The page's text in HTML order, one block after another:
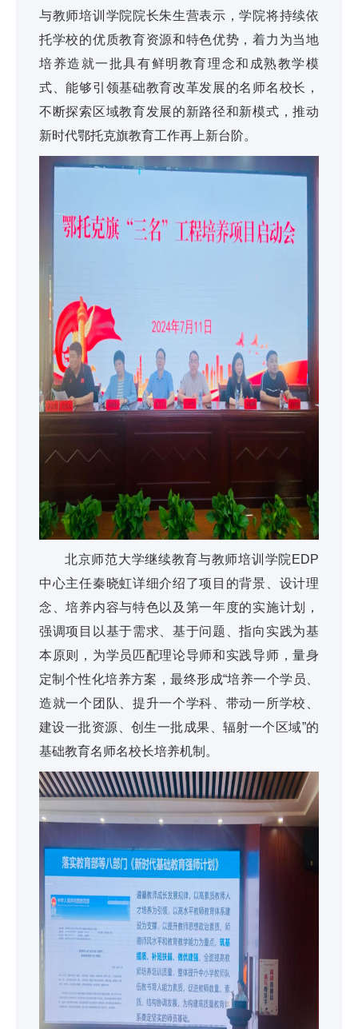
与教师培训学院院长朱生营表示，学院将持续依
托学校的优质教育资源和特色优势，着力为当地
培养造就一批具有鲜明教育理念和成熟教学模
式、能够引领基础教育改革发展的名师名校长，
不断探索区域教育发展的新路径和新模式，推动
新时代鄂托克旗教育工作再上新台阶。
北京师范大学继续教育与教师培训学院EDP
中心主任秦晓虹详细介绍了项目的背景、设计理
念、培养内容与特色以及第一年度的实施计划，
强调项目以基于需求、基于问题、指向实践为基
本原则，为学员匹配理论导师和实践导师，量身
定制个性化培养方案，最终形成“培养一个学员、
造就一个团队、提升一个学科、带动一所学校、
建设一批资源、创生一批成果、辐射一个区域”的
基础教育名师名校长培养机制。